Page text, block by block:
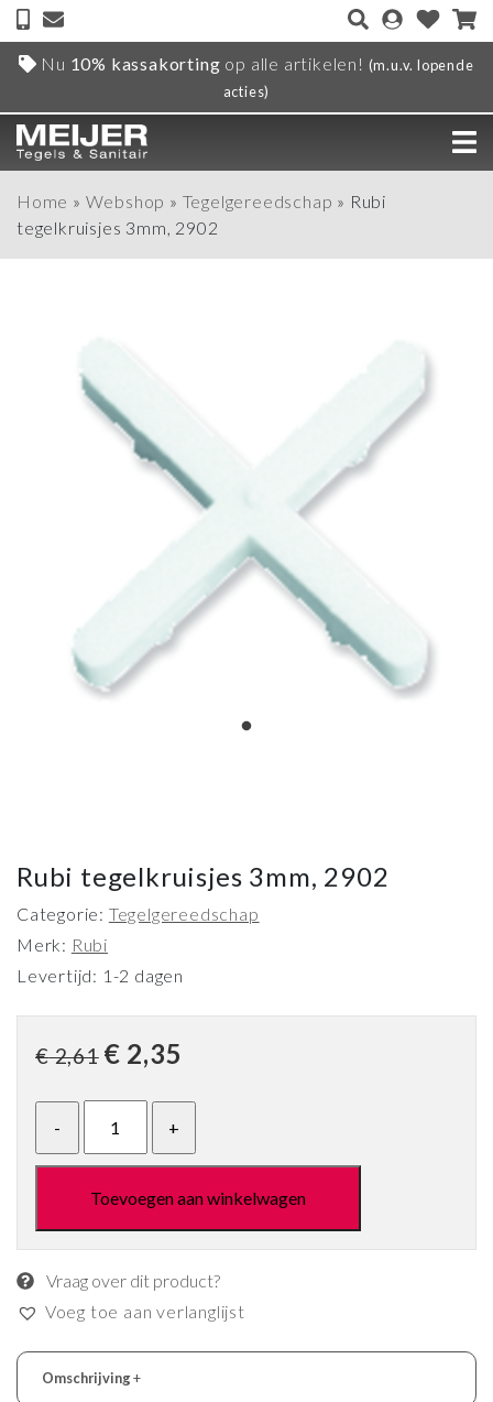
Nu 10% kassakorting op alle artikelen! (m.u.v. lopende
acties)
Home » Webshop » Tegelgereedschap » Rubi
tegelkruisjes 3mm, 2902
Rubi tegelkruisjes 3mm, 2902
Categorie: Tegelgereedschap
Merk: Rubi
Levertijd: 1-2 dagen
€2,61 Oorspronkelijke
was:
€ 2,61.
€ 2,35
is:
Toevoegen aan winkelwagen
Vraag over dit product?
Voeg toe aan verlanglijst
Omschrijving+